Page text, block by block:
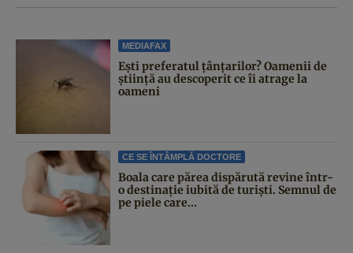
MEDIAFAX
Ești preferatul țânțarilor? Oamenii de
știință au descoperit ce îi atrage la
oameni
CE SE ÎNTÂMPLĂ DOCTORE
Boala care părea dispărută revine într-
o destinație iubită de turiști. Semnul de
pe piele care...